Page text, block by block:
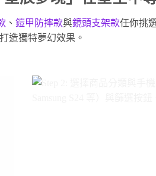
、 鎧甲防摔款與鏡頭支架款任你挑
造獨特夢幻效果。